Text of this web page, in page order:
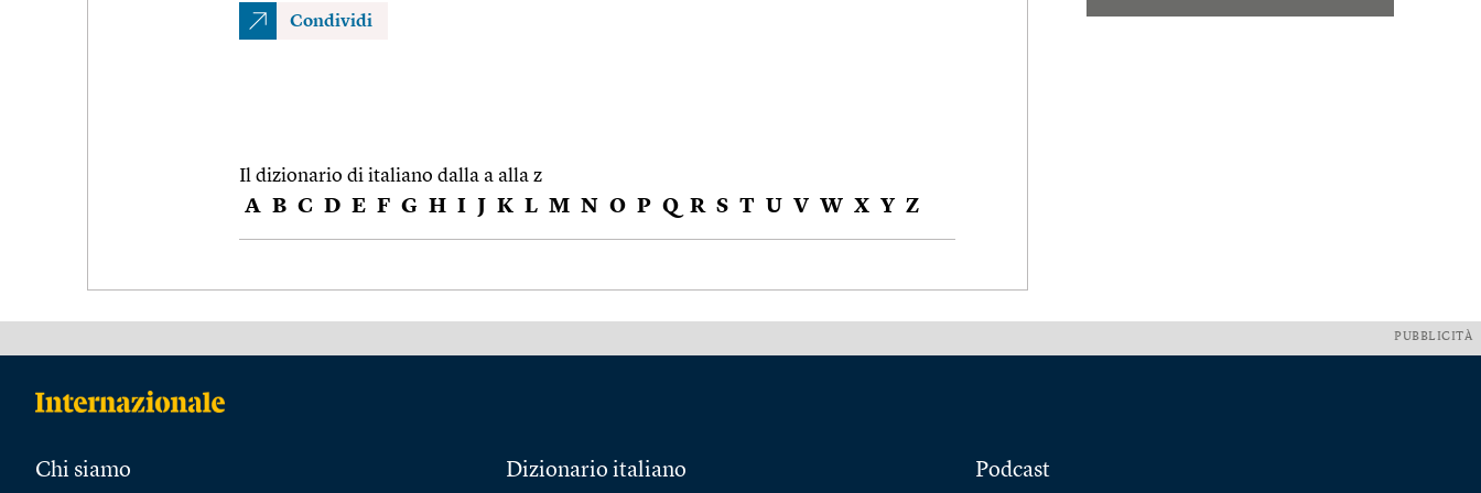
Condividi
Il dizionario di italiano dalla a alla z
A B C D E F G H I J K L M N O P Q R S T U V W X Y Z
PUBBLICITÀ
Chi siamo Dizionario italiano Podcast